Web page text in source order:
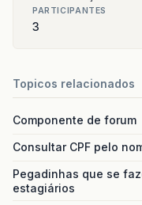
PARTICIPANTES
3
Topicos relacionados
Componente de forum
Consultar CPF pelo
Pegadinhas que se
estagiários